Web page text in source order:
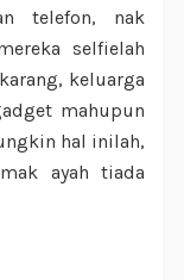
telefon, nak
selfielah
keluarga
mahupun
hal inilah,
ayah tiada